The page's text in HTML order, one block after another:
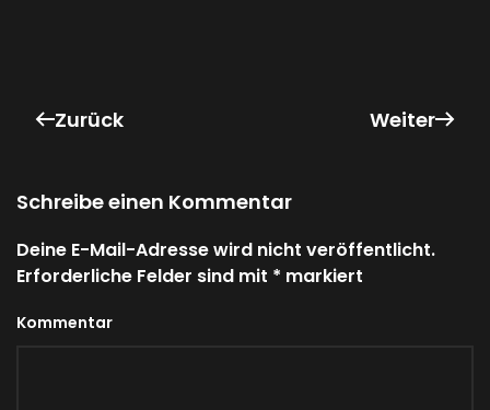
Zurück Weiter
Schreibe einen Kommentar
Deine E-Mail-Adresse wird nicht veröffentlicht.
Erforderliche Felder sind mit * markiert
Kommentar